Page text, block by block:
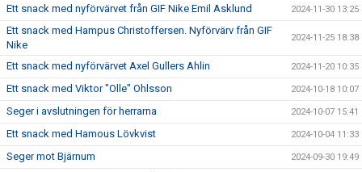
Ett snack med nyförvärvet från GIF Nike Emil Asklund 2024-11-30 13:25
Ett snack med Hampus Christoffersen. Nyförvärv från GIF
Nike
2024-11-25 18:38
Ett snack med nyförvärvet Axel Gullers Ahlin 2024-11-20 10:35
Ett snack med Viktor "Olle" Ohlsson 2024-10-18 10:07
Seger i avslutningen för herrarna 2024-10-07 15:41
Ett snack med Hamous Lövkvist 2024-10-04 11:33
Seger mot Bjärnum 2024-09-30 19:49